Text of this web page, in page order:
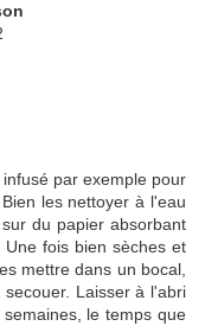
par exemple pour
les nettoyer à l'eau
du papier absorbant
fois bien sèches et
mettre dans un bocal,
Laisser à l'abri
le temps que